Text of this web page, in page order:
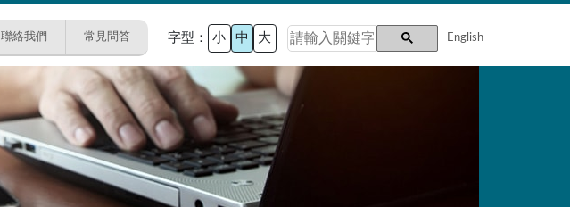
聯絡我們 常見問答 字型： 小 中 大 English